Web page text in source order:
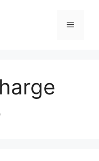
Menu